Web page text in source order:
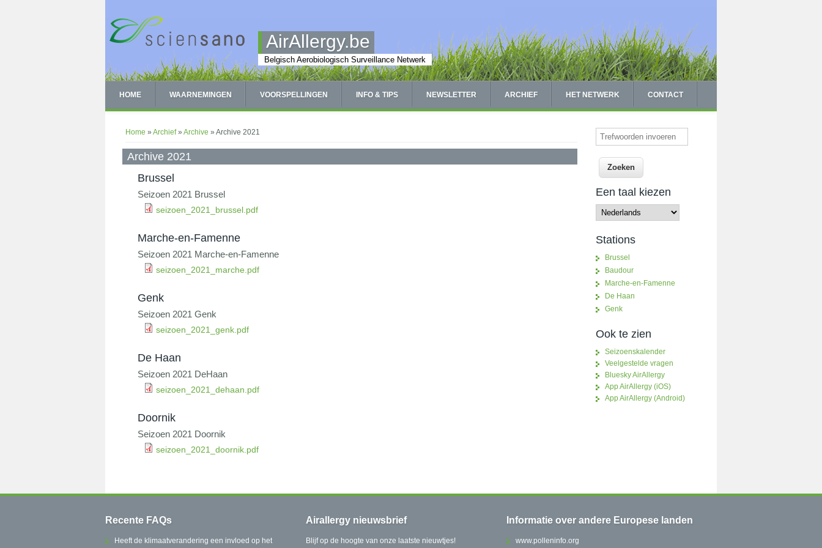
AirAllergy.be
Belgisch Aerobiologisch Surveillance Netwerk
HOME WAARNEMINGEN VOORSPELLINGEN INFO & TIPS NEWSLETTER ARCHIEF HET NETWERK CONTACT
U bent hier
Home »Archief»Archive » Archive 2021
Archive 2021
Brussel
Seizoen 2021 Brussel
seizoen_2021_brussel.pdf
Marche-en-Famenne
Seizoen 2021 Marche-en-Famenne
seizoen_2021_marche.pdf
Genk
Seizoen 2021 Genk
seizoen_2021_genk.pdf
De Haan
Seizoen 2021 DeHaan
seizoen_2021_dehaan.pdf
Doornik
Seizoen 2021 Doornik
seizoen_2021_doornik.pdf
Trefwoorden invoeren
Een taal kiezen
Stations
Brussel
Baudour
Marche-en-Famenne
De Haan
Genk
Ook te zien
Seizoenskalender
Veelgestelde vragen
Bluesky AirAllergy
App AirAllergy (iOS)
App AirAllergy (Android)
Recente FAQs
Heeft de klimaatverandering een invloed op het
Airallergy nieuwsbrief
Blijf op de hoogte van onze laatste nieuwtjes!
Informatie over andere Europese landen
www.polleninfo.org